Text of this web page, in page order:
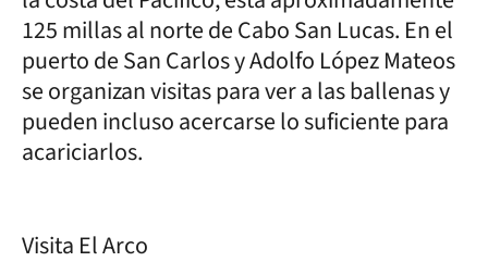
125 millas al norte de Cabo San Lucas. En el
puerto de San Carlos y Adolfo López Mateos
se organizan visitas para ver a las ballenas y
pueden incluso acercarse lo suficiente para
acariciarlos.
Visita El Arco